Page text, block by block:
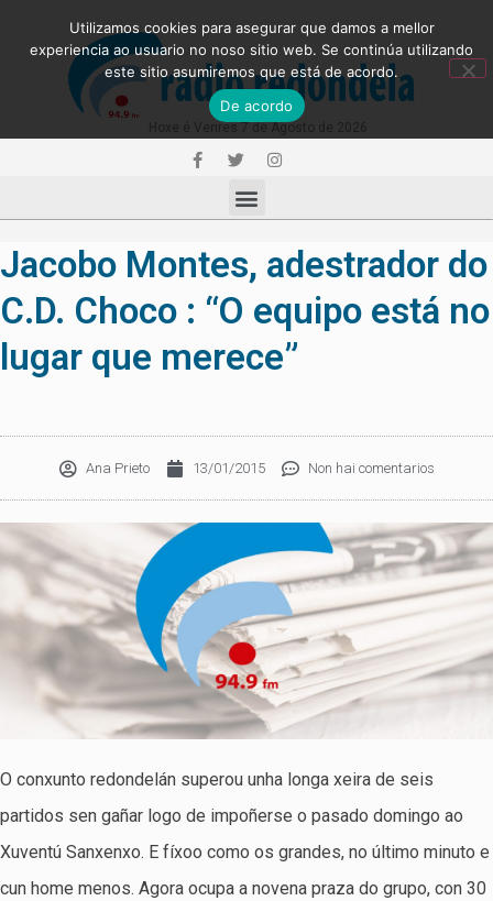
Jacobo Montes, adestrador do
C.D. Choco : “O equipo está no
lugar que merece”
Ana Prieto 13/01/2015 Non hai comentarios
O conxunto redondelán superou unha longa xeira de seis
partidos sen gañar logo de impoñerse o pasado domingo ao
Xuventú Sanxenxo. E fíxoo como os grandes, no último minuto e
cun home menos. Agora ocupa a novena praza do grupo, con 30
Utilizamos cookies para asegurar que damos a mellor
experiencia ao usuario no noso sitio web. Se continúa utilizando
este sitio asumiremos que está de acordo.
De acordo